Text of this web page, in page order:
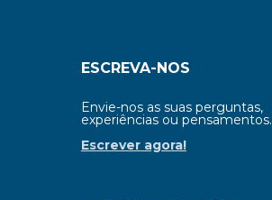
ESCREVA-NOS
Envie-nos as suas perguntas,
experiências ou pensamentos.
Escrever agora!